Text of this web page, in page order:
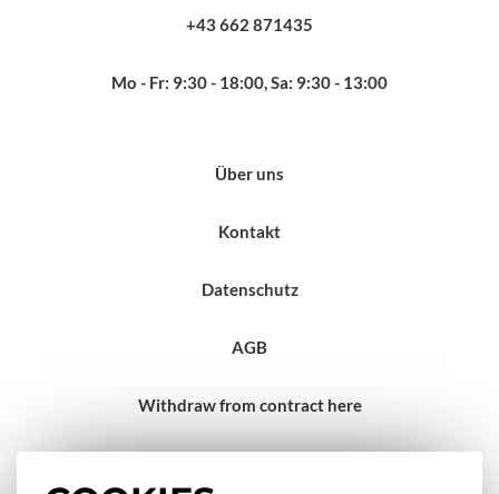
+43 662 871435
Mo - Fr: 9:30 - 18:00, Sa: 9:30 - 13:00
Über uns
Kontakt
Datenschutz
AGB
Withdraw from contract here